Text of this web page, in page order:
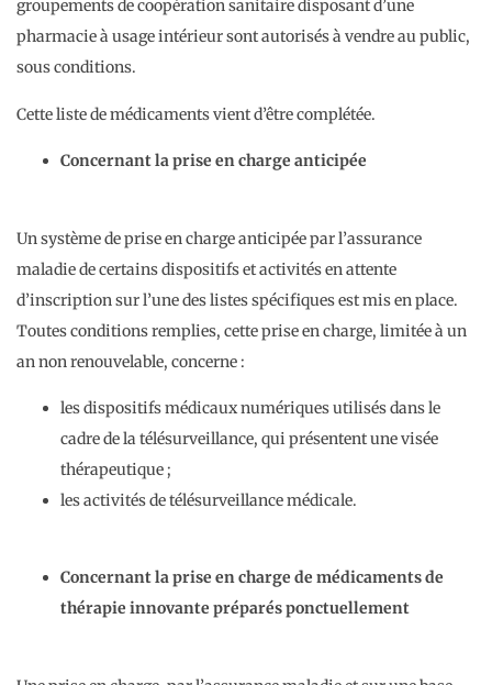
groupements de coopération sanitaire disposant d’une
pharmacie à usage intérieur sont autorisés à vendre au public,
sous conditions.
Cette liste de médicaments vient d’être complétée.
Concernant la prise en charge anticipée
Un système de prise en charge anticipée par l’assurance
maladie de certains dispositifs et activités en attente
d’inscription sur l’une des listes spécifiques est mis en place.
Toutes conditions remplies, cette prise en charge, limitée à un
an non renouvelable, concerne :
les dispositifs médicaux numériques utilisés dans le
cadre de la télésurveillance, qui présentent une visée
thérapeutique ;
les activités de télésurveillance médicale.
Concernant la prise en charge de médicaments de
thérapie innovante préparés ponctuellement